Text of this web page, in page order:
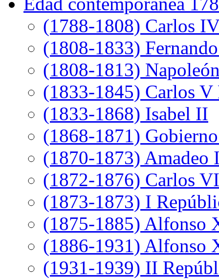
(1788-1808) Carlos
(1808-1833)
(1808-1813)
(1833-1845) Carlos V
(1833-1868) Isabel II
(1868-1871)
(1870-1873) Amadeo
(1872-1876) Carlos
(1873-1873) I
(1875-1885) Alfonso
(1886-1931) Alfonso
(1931-1939) II